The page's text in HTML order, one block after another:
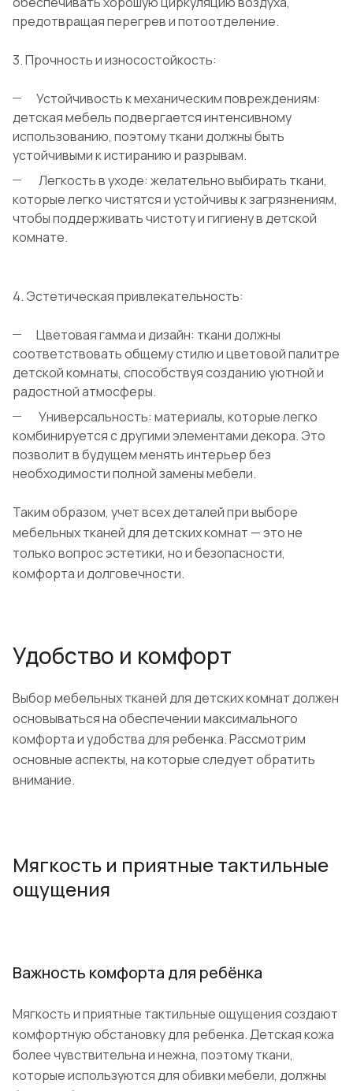
предотвращая перегрев и потоотделение.
3. Прочность и износостойкость:
Устойчивость к механическим повреждениям:
детская мебель подвергается интенсивному
использованию, поэтому ткани должны быть
устойчивыми к истиранию и разрывам.
Легкость в уходе: желательно выбирать ткани,
которые легко чистятся и устойчивы к загрязнениям,
чтобы поддерживать чистоту и гигиену в детской
комнате.
4. Эстетическая привлекательность:
Цветовая гамма и дизайн: ткани должны
соответствовать общему стилю и цветовой палитре
детской комнаты, способствуя созданию уютной и
радостной атмосферы.
Универсальность: материалы, которые легко
комбинируется с другими элементами декора. Это
позволит в будущем менять интерьер без
необходимости полной замены мебели.
Таким образом, учет всех деталей при выборе
мебельных тканей для детских комнат — это не
только вопрос эстетики, но и безопасности,
комфорта и долговечности.
Удобство и комфорт
Выбор мебельных тканей для детских комнат должен
основываться на обеспечении максимального
комфорта и удобства для ребенка. Рассмотрим
основные аспекты, на которые следует обратить
внимание.
Мягкость и приятные тактильные
ощущения
Важность комфорта для ребёнка
Мягкость и приятные тактильные ощущения создают
комфортную обстановку для ребенка. Детская кожа
более чувствительна и нежна, поэтому ткани,
которые используются для обивки мебели, должны